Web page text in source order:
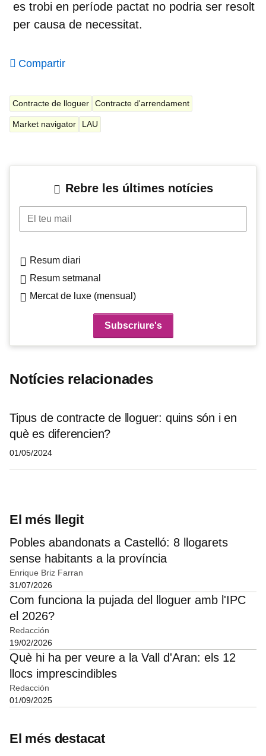
es trobi en període pactat no podria ser resolt
per causa de necessitat.
Compartir
Contracte de lloguer Contracte d'arrendament
Market navigator LAU
Rebre les últimes notícies
El teu mail
Resum diari
Resum setmanal
Mercat de luxe (mensual)
Notícies relacionades
Tipus de contracte de lloguer: quins són i en
què es diferencien?
01/05/2024
El més llegit
Pobles abandonats a Castelló: 8 llogarets
sense habitants a la província
Enrique Briz Farran
31/07/2026
Com funciona la pujada del lloguer amb l'IPC
el 2026?
Redacción
19/02/2026
Què hi ha per veure a la Vall d'Aran: els 12
llocs imprescindibles
Redacción
01/09/2025
El més destacat